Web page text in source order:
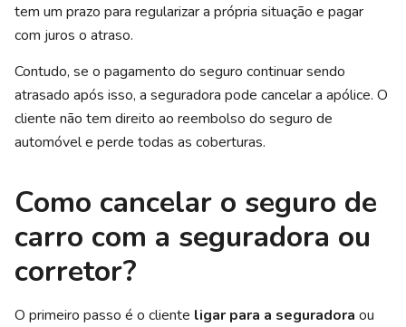
tem um prazo para regularizar a própria situação e pagar
com juros o atraso.
Contudo, se o pagamento do seguro continuar sendo
atrasado após isso, a seguradora pode cancelar a apólice. O
cliente não tem direito ao reembolso do seguro de
automóvel e perde todas as coberturas.
Como cancelar o seguro de
carro com a seguradora ou
corretor?
O primeiro passo é o cliente ligar para a seguradora ou